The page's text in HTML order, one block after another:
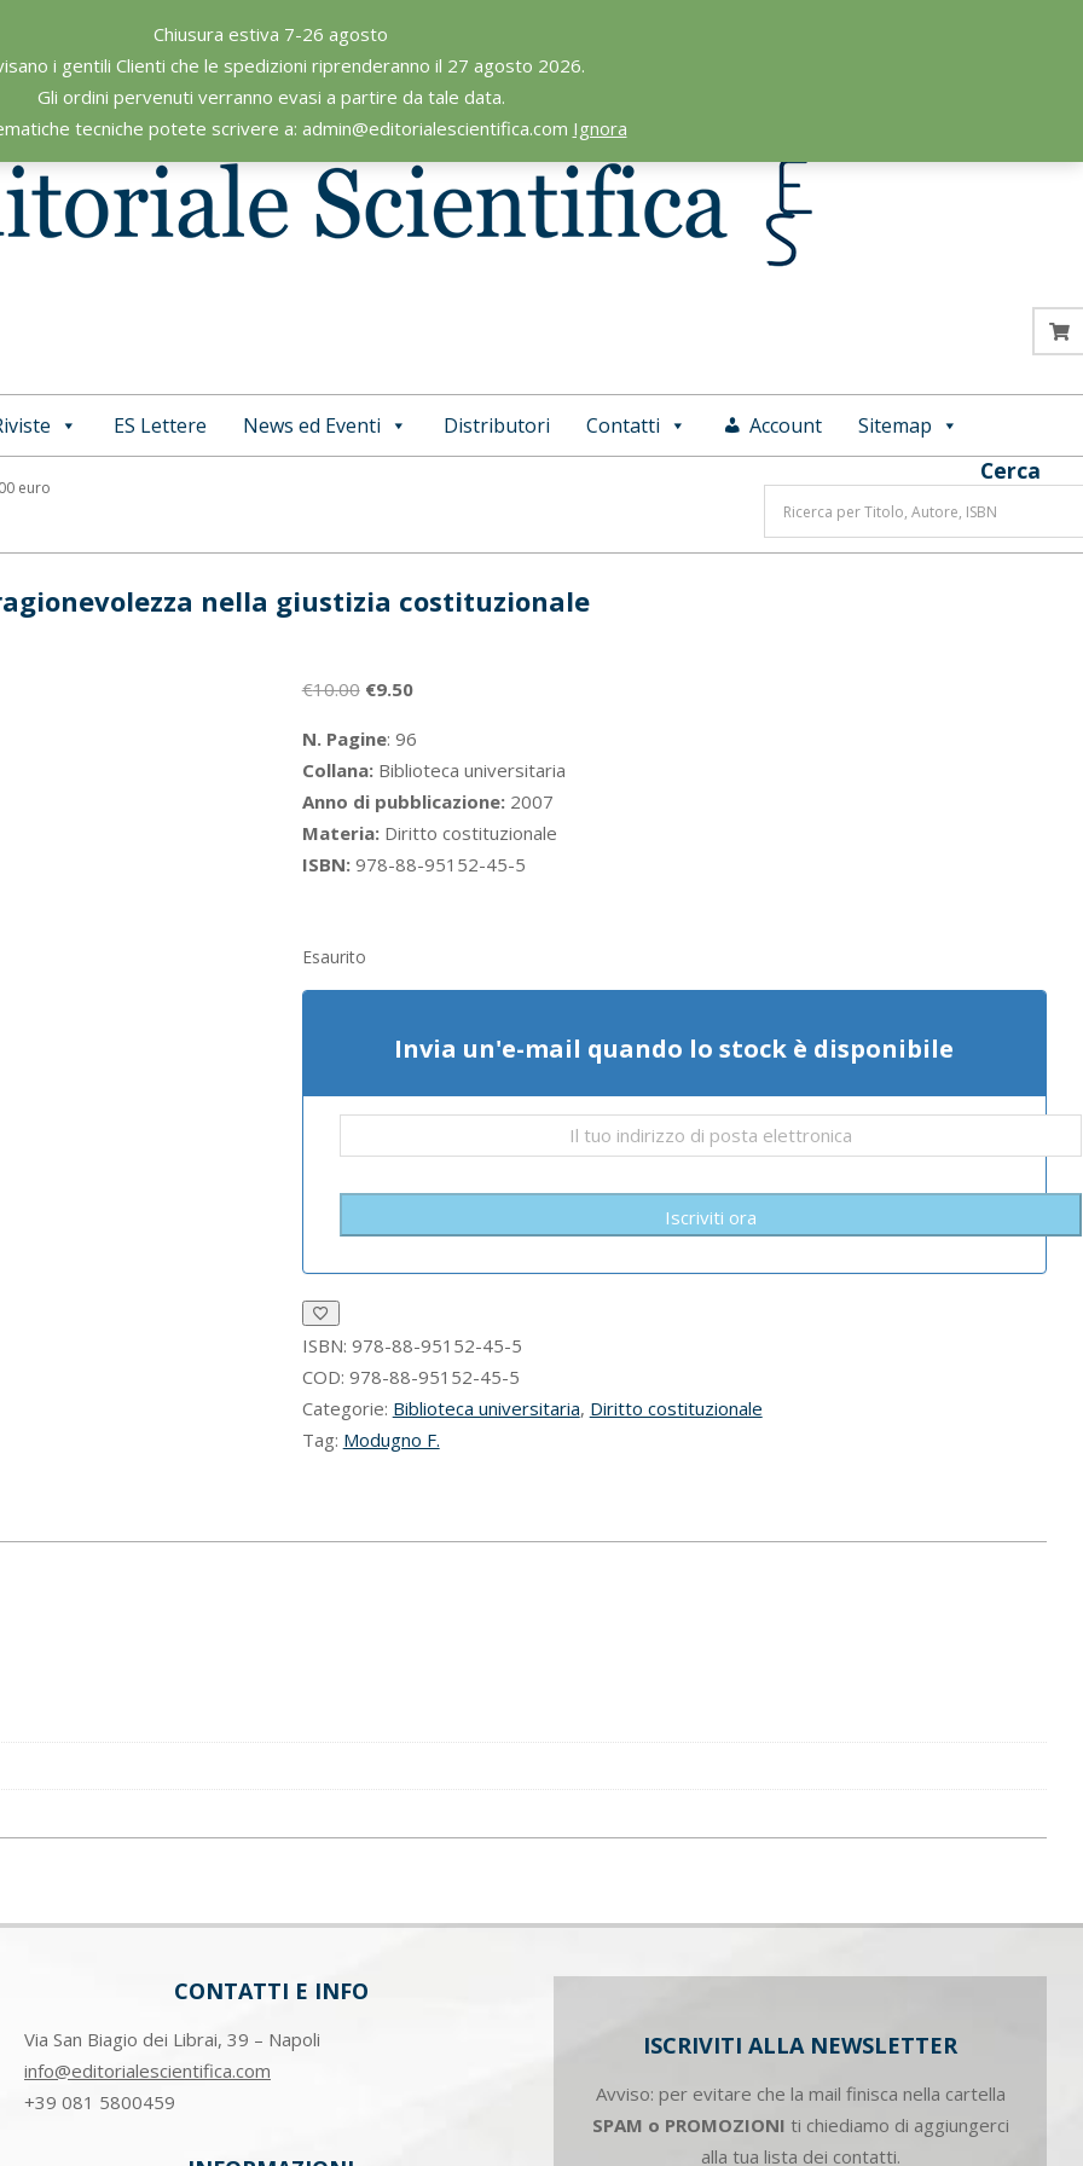
Chiusura estiva 7-26 agosto
i gentili Clienti che le spedizioni riprenderanno il 27 agosto 2026.
Gli ordini pervenuti verranno evasi a partire da tale data.
tecniche potete scrivere a: admin@editorialescientifica.com Ignora
Primary
ES Lettere News ed Eventi Distributori Contatti Account Sitemap
euro
Cerca
nella giustizia costituzionale
€10.00 Il
originale
era:
€10.00.
€9.50Il
attuale
è:
€9.50.
N. Pagine: 96
Collana:Biblioteca universitaria
Anno di pubblicazione:2007
Materia:Diritto costituzionale
ISBN:978-88-95152-45-5
Esaurito
Invia un'e-mail quando lo stock è disponibile
Iscriviti ora
ISBN: 978-88-95152-45-5
COD: 978-88-95152-45-5
Categorie: Biblioteca universitaria, Diritto costituzionale
Tag: Modugno F.
CONTATTI E INFO
Via San Biagio dei Librai, 39 – Napoli
info@editorialescientifica.com
+39 081 5800459
ISCRIVITI ALLA NEWSLETTER
Avviso: per evitare che la mail finisca nella cartella
SPAM o PROMOZIONI ti chiediamo di aggiungerci
alla tua lista dei contatti.